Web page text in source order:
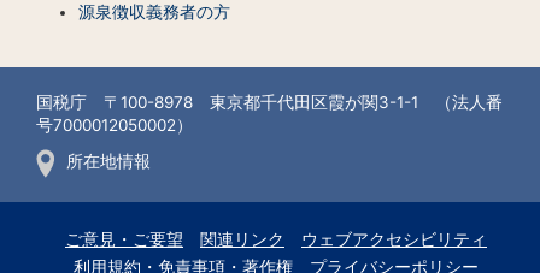
源泉徴収義務者の方
国税庁 〒100-8978 東京都千代田区霞が関3-1-1 （法人番
号7000012050002）
所在地情報
ご意見・ご要望 関連リンク
ウェブアクセシビリティ
利用規約・免責事項・著作権
プライバシーポリシー